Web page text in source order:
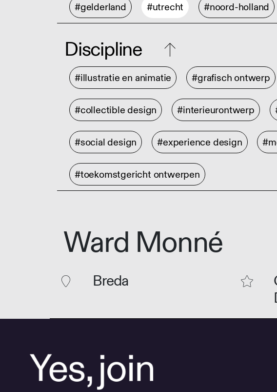
#gelderland #utrecht #noord-holland
Discipline
#illustratie en animatie #grafisch ontwerp
#collectible design #interieurontwerp
#social design #experience design
#toekomstgericht ontwerpen
Ward Monné
Breda